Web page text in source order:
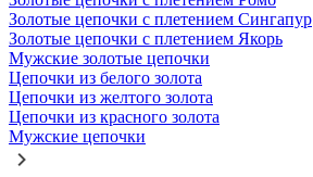
Золотые цепочки с плетением Сингапур
Золотые цепочки с плетением Якорь
Мужские золотые цепочки
Цепочки из белого золота
Цепочки из желтого золота
Цепочки из красного золота
Мужские цепочки